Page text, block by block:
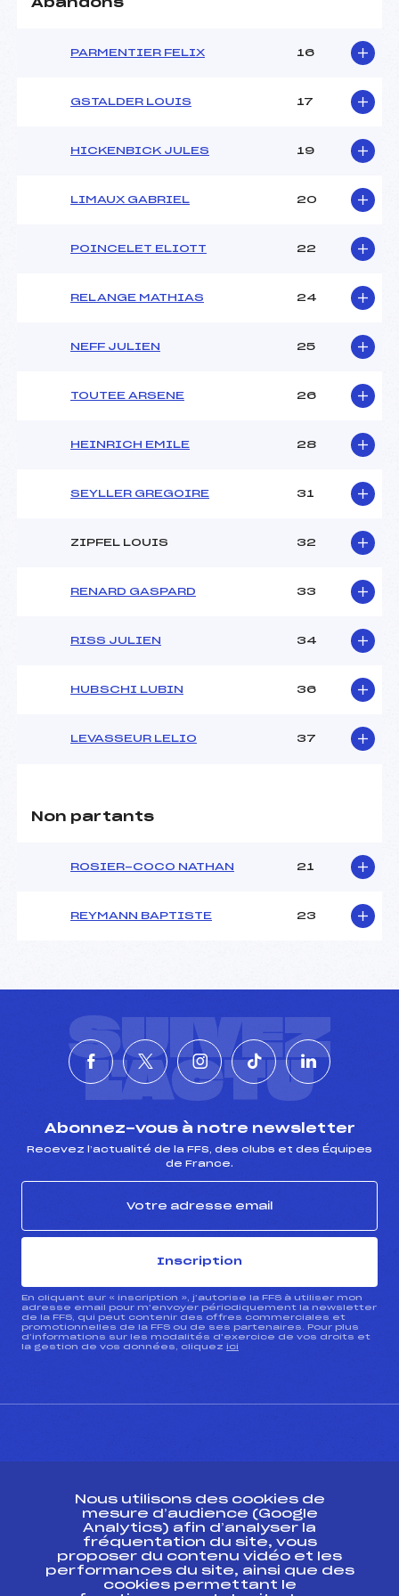
Ouvreurs C :
MANCHE 2
Heure de départ :
12h20
KLING (MV)
Ouvreurs B :
LAMARD (MV)
Ouvreurs D :
Température arrivée :
U16
Abandons
PARMENTIER FELIX 16
GSTALDER LOUIS 17
HICKENBICK JULES 19
LIMAUX GABRIEL 20
POINCELET ELIOTT 22
RELANGE MATHIAS 24
NEFF JULIEN 25
TOUTEE ARSENE 26
HEINRICH EMILE 28
SEYLLER GREGOIRE 31
ZIPFEL LOUIS 32
RENARD GASPARD 33
RISS JULIEN 34
HUBSCHI LUBIN 36
LEVASSEUR LELIO 37
Non partants
ROSIER-COCO NATHAN 21
REYMANN BAPTISTE 23
SUIVEZ
L'ACTU
Abonnez-vous à notre newsletter
Recevez l’actualité de la FFS, des clubs et des Équipes
de France.
Inscription
En cliquant sur « inscription », j’autorise la FFS à utiliser mon
adresse email pour m’envoyer périodiquement la newsletter
de la FFS, qui peut contenir des offres commerciales et
promotionnelles de la FFS ou de ses partenaires. Pour plus
d’informations sur les modalités d’exercice de vos droits et
la gestion de vos données, cliquez ici
Ressources
Pass’Neige
Nous utilisons des cookies de
mesure d’audience (Google
Analytics) afin d’analyser la
fréquentation du site, vous
proposer du contenu vidéo et les
performances du site, ainsi que des
cookies permettant le